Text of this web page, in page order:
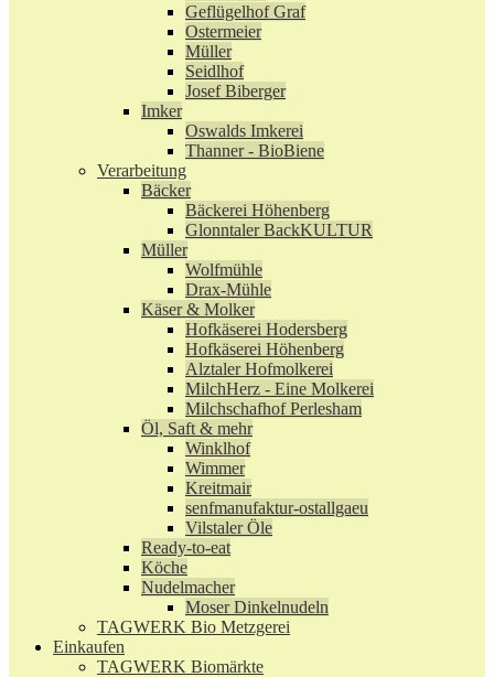
Geflügelhof Graf
Ostermeier
Müller
Seidlhof
Josef Biberger
Imker
Oswalds Imkerei
Thanner - BioBiene
Verarbeitung
Bäcker
Bäckerei Höhenberg
Glonntaler BackKULTUR
Müller
Wolfmühle
Drax-Mühle
Käser & Molker
Hofkäserei Hodersberg
Hofkäserei Höhenberg
Alztaler Hofmolkerei
MilchHerz - Eine Molkerei
Milchschafhof Perlesham
Öl, Saft & mehr
Winklhof
Wimmer
Kreitmair
senfmanufaktur-ostallgaeu
Vilstaler Öle
Ready-to-eat
Köche
Nudelmacher
Moser Dinkelnudeln
TAGWERK Bio Metzgerei
Einkaufen
TAGWERK Biomärkte